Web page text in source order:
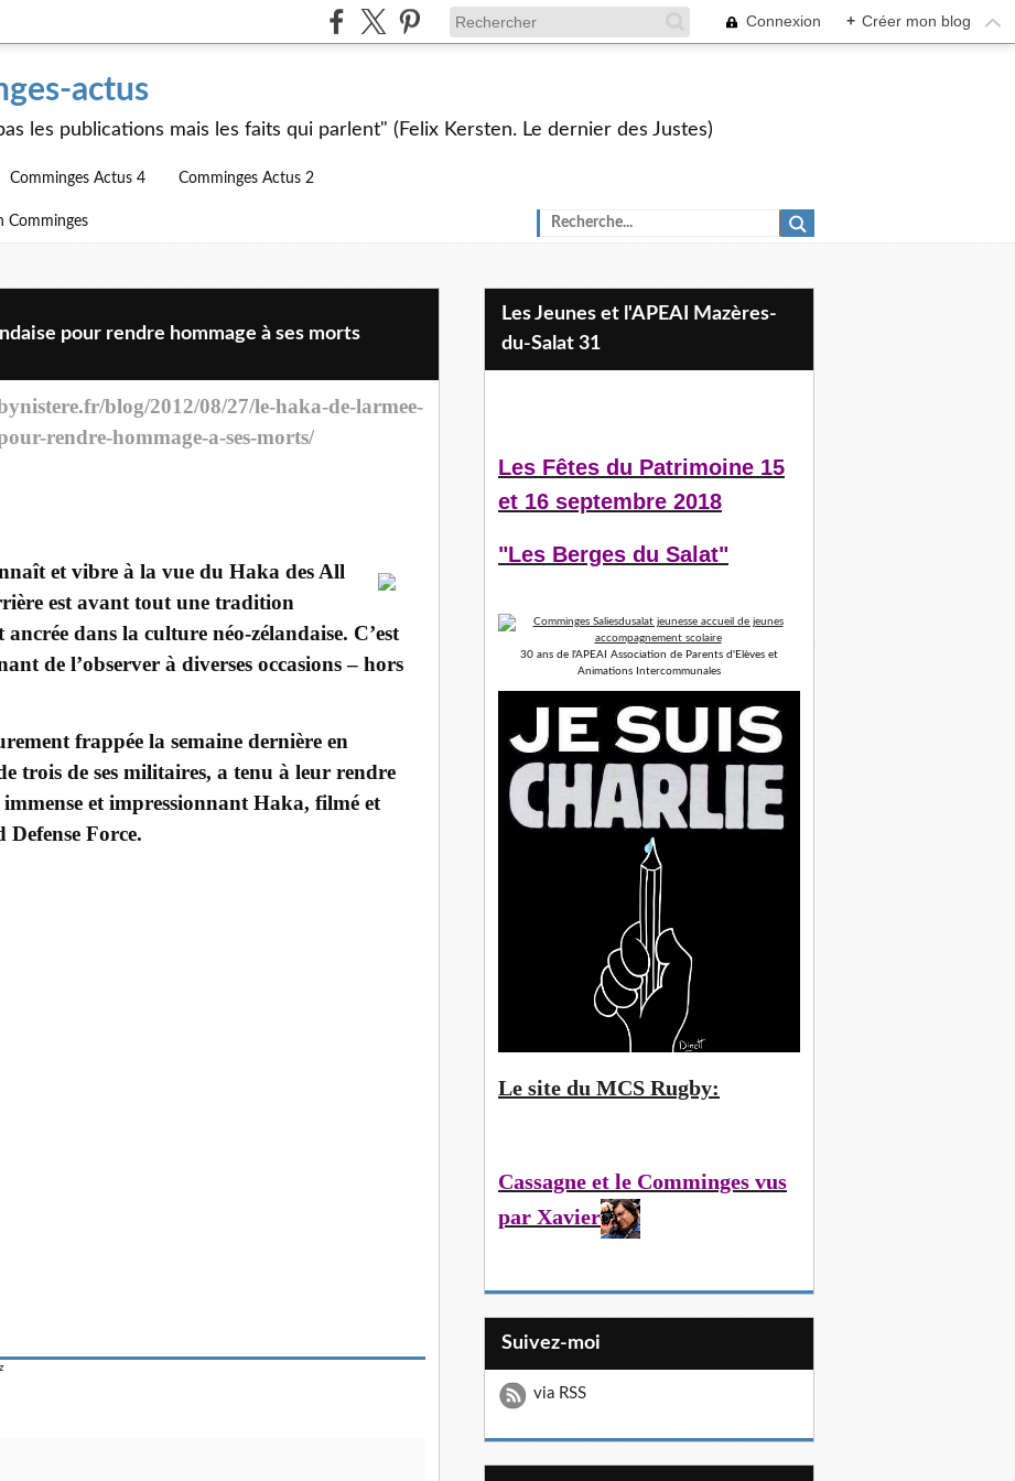
Connexion + Créer mon blog
actus
les publications mais les faits qui parlent" (Felix Kersten. Le dernier des Justes)
Comminges Actus 4 Comminges Actus 2
Comminges
pour rendre hommage à ses morts
blog/2012/08/27/le-haka-de-larmee-
rendre-hommage-a-ses-morts/
et vibre à la vue du Haka des All
est avant tout une tradition
dans la culture néo-zélandaise. C’est
de l’observer à diverses occasions – hors
frappée la semaine dernière en
trois de ses militaires, a tenu à leur rendre
et impressionnant Haka, filmé et
Force.
Les Jeunes et l'APEAI Mazères-
du-Salat 31
Les Fêtes du Patrimoine 15
et 16 septembre 2018
"Les Berges du Salat"
30 ans de l'APEAI Association de Parents d'Elèves et
Animations Intercommunales
Le site du MCS Rugby:
Cassagne et le Comminges vus
par Xavier
Suivez-moi
via RSS